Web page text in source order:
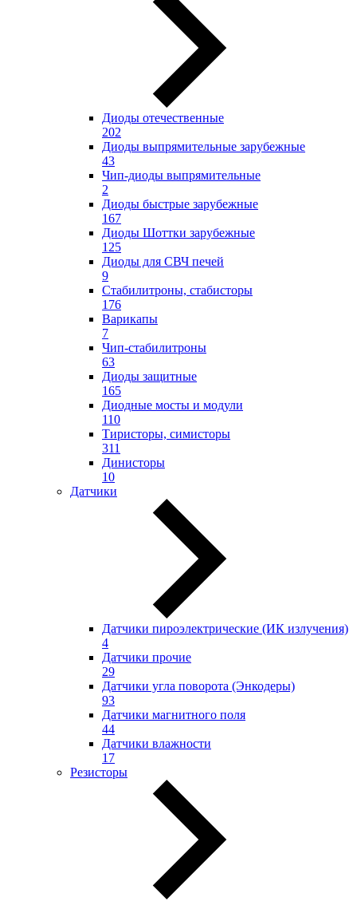
Диоды отечественные
202
Диоды выпрямительные зарубежные
43
Чип-диоды выпрямительные
2
Диоды быстрые зарубежные
167
Диоды Шоттки зарубежные
125
Диоды для СВЧ печей
9
Стабилитроны, стабисторы
176
Варикапы
7
Чип-стабилитроны
63
Диоды защитные
165
Диодные мосты и модули
110
Тиристоры, симисторы
311
Динисторы
10
Датчики
Датчики пироэлектрические (ИК излучения)
4
Датчики прочие
29
Датчики угла поворота (Энкодеры)
93
Датчики магнитного поля
44
Датчики влажности
17
Резисторы